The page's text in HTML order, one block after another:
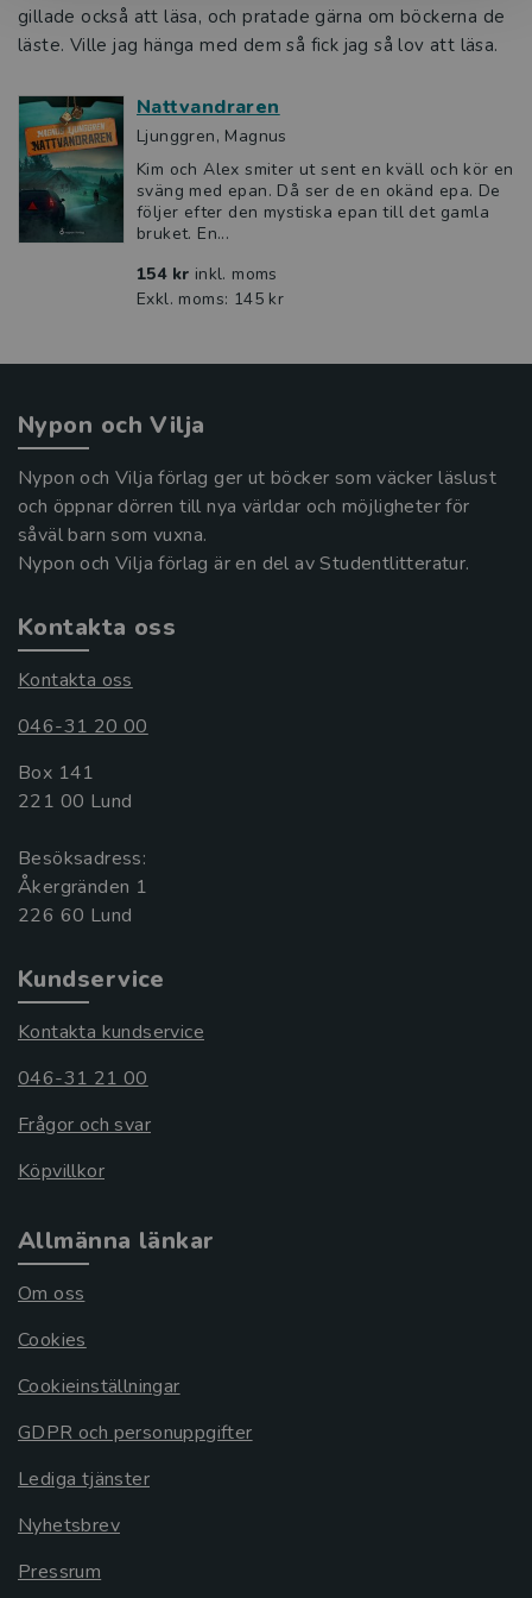
gillade också att läsa, och pratade gärna om böckerna de
läste. Ville jag hänga med dem så fick jag så lov att läsa.
Nattvandraren
Ljunggren, Magnus
Kim och Alex smiter ut sent en kväll och kör en
sväng med epan. Då ser de en okänd epa. De
följer efter den mystiska epan till det gamla
bruket. En...
154 kr inkl. moms
Exkl. moms: 145 kr
Nypon och Vilja
Nypon och Vilja förlag ger ut böcker som väcker läslust
och öppnar dörren till nya världar och möjligheter för
såväl barn som vuxna.
Nypon och Vilja förlag är en del av Studentlitteratur.
Kontakta oss
Kontakta oss
046-31 20 00
Box 141
221 00 Lund
Besöksadress:
Åkergränden 1
Kundservice
Kontakta kundservice
046-31 21 00
Frågor och svar
Köpvillkor
Allmänna länkar
Om oss
Cookies
Cookieinställningar
GDPR och personuppgifter
Lediga tjänster
Nyhetsbrev
Pressrum